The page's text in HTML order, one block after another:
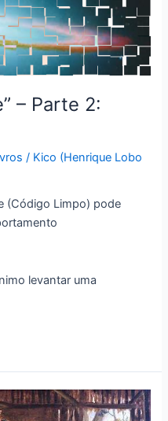
– Parte 2:
/ Kico (Henrique Lobo
(Código Limpo) pode
levantar uma